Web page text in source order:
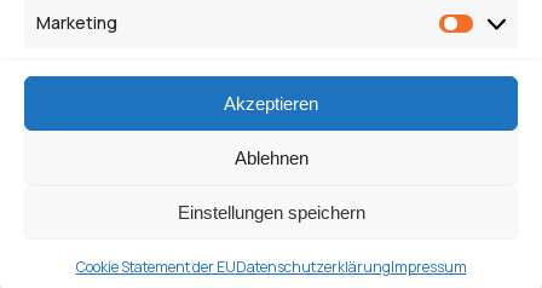
Marketing
Akzeptieren
Ablehnen
Einstellungen speichern
Cookie Statement der EUDatenschutzerklärungImpressum